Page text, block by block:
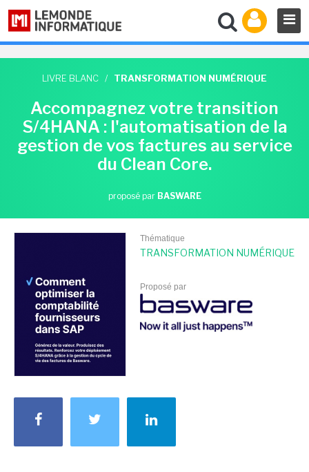
LIVRE BLANC / TRANSFORMATION NUMÉRIQUE
Accompagnez votre transition
S/4HANA : l'automatisation de la
gestion de vos factures au service
du Clean Core.
proposé par BASWARE
Thématique
TRANSFORMATION NUMÉRIQUE
Proposé par